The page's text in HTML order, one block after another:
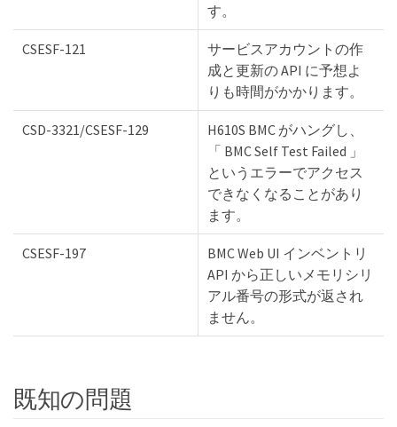
す。
CSESF-121
サービスアカウントの作
成と更新の API に予想よ
りも時間がかかります。
CSD-3321/CSESF-129
H610S BMC がハングし、
「 BMC Self Test Failed 」
というエラーでアクセス
できなくなることがあり
ます。
CSESF-197
BMC Web UI インベントリ
API から正しいメモリシリ
アル番号の形式が返され
ません。
既知の問題